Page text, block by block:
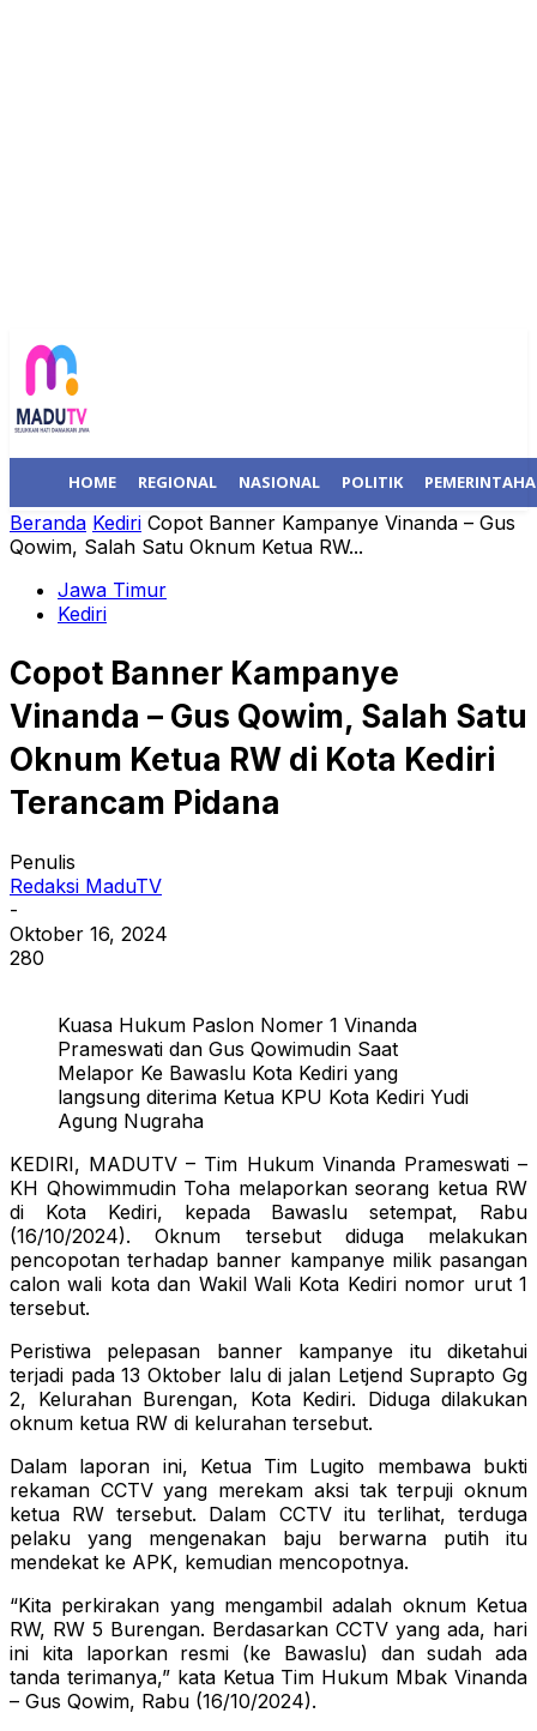
HOME REGIONAL NASIONAL POLITIK
Beranda Kediri Copot Banner Kampanye Vinanda – Gus
Qowim, Salah Satu Oknum Ketua RW...
Jawa Timur
Kediri
Copot Banner Kampanye
Vinanda – Gus Qowim, Salah Satu
Oknum Ketua RW di Kota Kediri
Terancam Pidana
Penulis
Redaksi MaduTV
-
Oktober 16, 2024
280
Kuasa Hukum Paslon Nomer 1 Vinanda
Prameswati dan Gus Qowimudin Saat
Melapor Ke Bawaslu Kota Kediri yang
langsung diterima Ketua KPU Kota Kediri Yudi
Agung Nugraha
KEDIRI, MADUTV – Tim Hukum Vinanda Prameswati –
KH Qhowimmudin Toha melaporkan seorang ketua RW
di Kota Kediri, kepada Bawaslu setempat, Rabu
(16/10/2024). Oknum tersebut diduga melakukan
pencopotan terhadap banner kampanye milik pasangan
calon wali kota dan Wakil Wali Kota Kediri nomor urut 1
tersebut.
Peristiwa pelepasan banner kampanye itu diketahui
terjadi pada 13 Oktober lalu di jalan Letjend Suprapto Gg
2, Kelurahan Burengan, Kota Kediri. Diduga dilakukan
oknum ketua RW di kelurahan tersebut.
Dalam laporan ini, Ketua Tim Lugito membawa bukti
rekaman CCTV yang merekam aksi tak terpuji oknum
ketua RW tersebut. Dalam CCTV itu terlihat, terduga
pelaku yang mengenakan baju berwarna putih itu
mendekat ke APK, kemudian mencopotnya.
“Kita perkirakan yang mengambil adalah oknum Ketua
RW, RW 5 Burengan. Berdasarkan CCTV yang ada, hari
ini kita laporkan resmi (ke Bawaslu) dan sudah ada
tanda terimanya,” kata Ketua Tim Hukum Mbak Vinanda
– Gus Qowim, Rabu (16/10/2024).